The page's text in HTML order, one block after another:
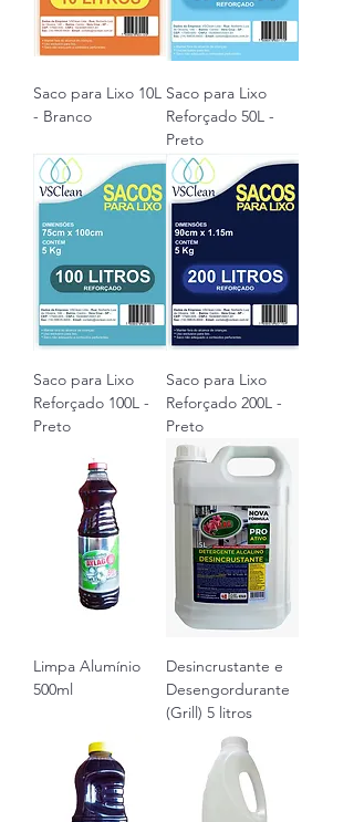
Saco para Lixo 10L
- Branco
Saco para Lixo
Reforçado 50L -
Preto
Saco para Lixo
Reforçado 100L -
Preto
Saco para Lixo
Reforçado 200L -
Preto
Limpa Alumínio
500ml
Desincrustante e
Desengordurante
(Grill) 5 litros